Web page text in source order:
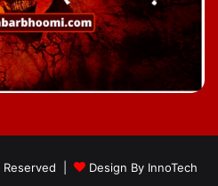
Reserved | Design By InnoTech